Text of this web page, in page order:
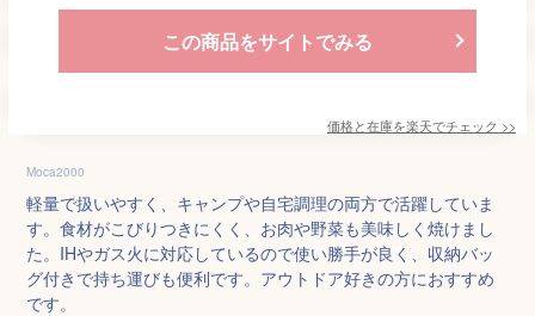
この商品をサイトでみる
価格と在庫を楽天でチェック >>
Moca2000
軽量で扱いやすく、キャンプや自宅調理の両方で活躍していま
す。食材がこびりつきにくく、お肉や野菜も美味しく焼けまし
た。IHやガス火に対応しているので使い勝手が良く、収納バッ
グ付きで持ち運びも便利です。アウトドア好きの方におすすめ
です。